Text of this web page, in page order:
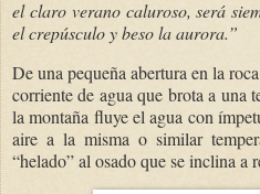
el claro verano caluroso, será
el crepúsculo y beso la aurora.”
De una pequeña abertura en la
corriente de agua que brota a una
la montaña fluye el agua con
aire a la misma o similar
“helado” al osado que se inclina a